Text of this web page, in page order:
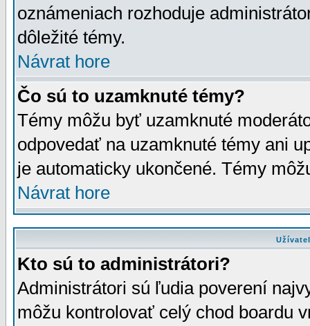
oznámeniach rozhoduje
dôležité témy.
Návrat hore
Čo sú to uzamknuté témy?
Témy môžu byť uzamknuté
odpovedať na uzamknuté témy ani
je automaticky ukončené. Témy
Návrat hore
Kto sú to administrátori?
Administrátori sú ľudia poverení
môžu kontrolovať celý chod boardu